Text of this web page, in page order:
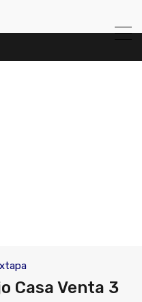
Casa Venta 3